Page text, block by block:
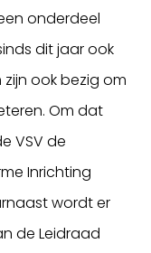
onderdeel
dit jaar ook
ook bezig om
Om dat
VSV de
Inrichting
wordt er
de Leidraad